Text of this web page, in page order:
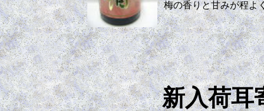
梅の香りと甘みが程よ
新入荷耳